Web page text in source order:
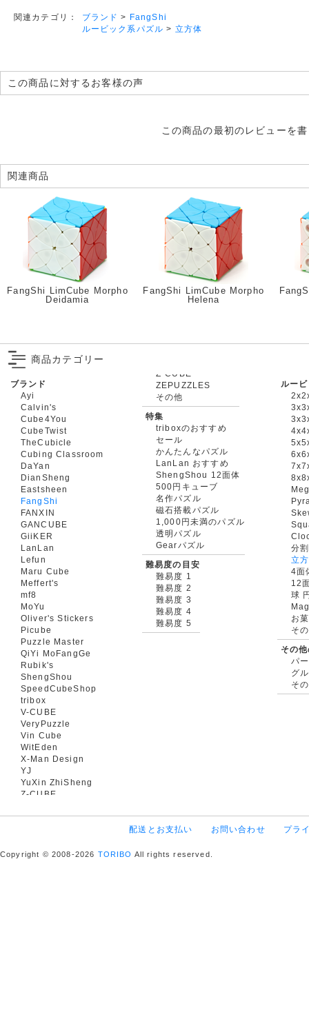
関連カテゴリ： ブランド > FangShi
ルービック系パズル > 立方体
この商品に対するお客様の声
この商品の最初のレビューを
関連商品
FangShi LimCube Morpho
Deidamia
FangShi LimCube Morpho
Helena
商品カテゴリー
ブランド
Ayi
Calvin's
Cube4You
CubeTwist
TheCubicle
Cubing Classroom
DaYan
DianSheng
Eastsheen
FangShi
FANXIN
GANCUBE
GiiKER
LanLan
Lefun
Maru Cube
Meffert's
mf8
MoYu
Oliver's Stickers
Picube
Puzzle Master
QiYi MoFangGe
Rubik's
ShengShou
SpeedCubeShop
tribox
V-CUBE
VeryPuzzle
Vin Cube
WitEden
X-Man Design
YJ
YuXin ZhiSheng
Z-CUBE
ZEPUZZLES
その他
特集
triboxのおすすめ
セール
かんたんなパズル
LanLan おすすめ
ShengShou 12面体
500円キューブ
名作パズル
磁石搭載パズル
1,000円未満のパズル
透明パズル
Gearパズル
難易度の目安
難易度 1
難易度 2
難易度 3
難易度 4
難易度 5
ルー
分
立
4面
12
球
お
そ
その
パ
グ
そ
配送とお支払い お問い合わせ プラ
Copyright © 2008-2026 TORIBO All rights reserved.